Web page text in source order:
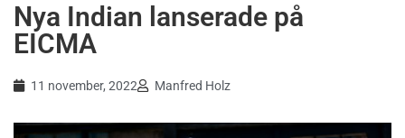
Nya Indian lanserade på
EICMA
11 november, 2022 Manfred Holz